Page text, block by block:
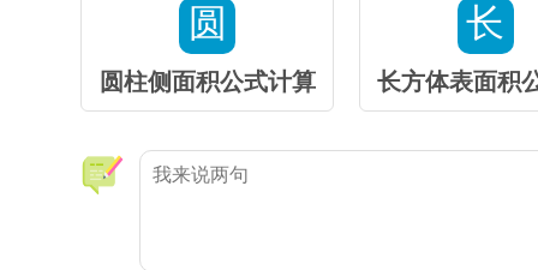
圆
圆柱侧面积公式计算
长
长方体表面积